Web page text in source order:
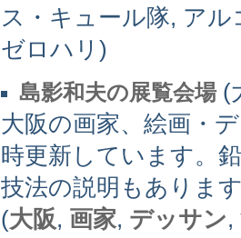
ス・キュール隊, ア
ゼロハリ)
島影和夫の展覧会場(
大阪の画家、絵画・
時更新しています。
技法の説明もありま
(大阪, 画家, デッサン,